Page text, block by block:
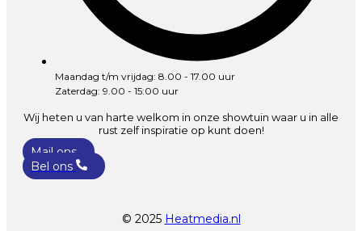
Maandag t/m vrijdag: 8.00 - 17.00 uur
Zaterdag: 9.00 - 15:00 uur
Wij heten u van harte welkom in onze showtuin waar u in alle
rust zelf inspiratie op kunt doen!
Mail ons
Bel ons
© 2025 Heatmedia.nl